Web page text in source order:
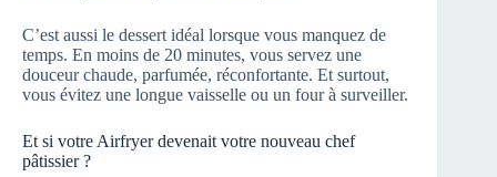
C’est aussi le dessert idéal lorsque vous manquez de
temps. En moins de 20 minutes, vous servez une
douceur chaude, parfumée, réconfortante. Et surtout,
vous évitez une longue vaisselle ou un four à surveiller.
Et si votre Airfryer devenait votre nouveau chef
pâtissier ?